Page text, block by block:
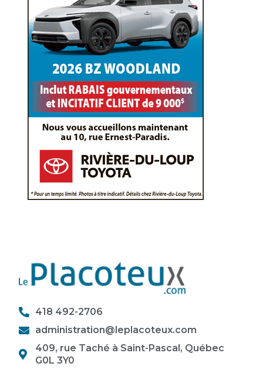
418 492-2706
administration@leplacoteux.com
409, rue Taché à Saint-Pascal, Québec
G0L 3Y0